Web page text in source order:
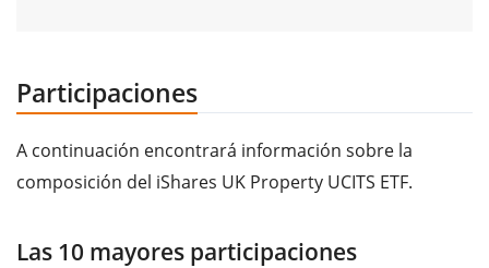
Participaciones
A continuación encontrará información sobre la
composición del iShares UK Property UCITS ETF.
Las 10 mayores participaciones